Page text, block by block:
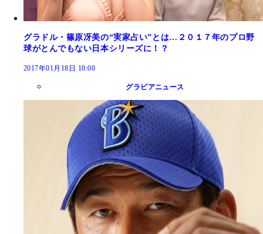
グラドル・篠原冴美の“実家占い”とは…２０１７年のプロ野
球がとんでもない日本シリーズに！？
2017年01月18日 10:00
グラビアニュース